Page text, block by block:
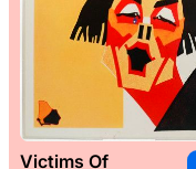
Victims Of